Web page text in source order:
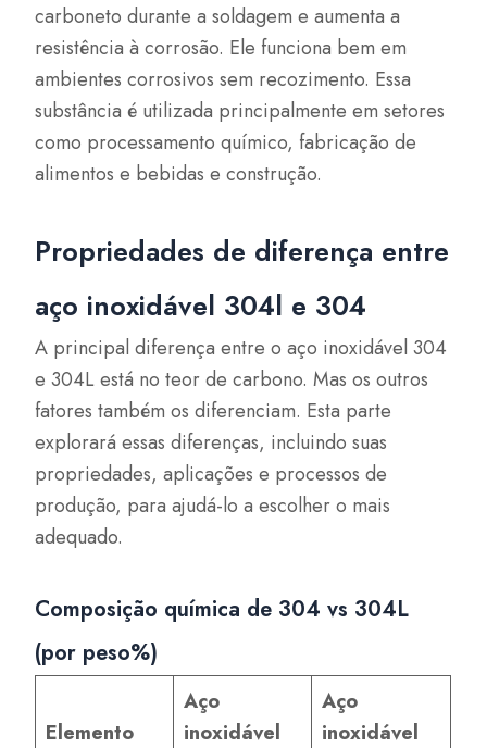
carboneto durante a soldagem e aumenta a
resistência à corrosão. Ele funciona bem em
ambientes corrosivos sem recozimento. Essa
substância é utilizada principalmente em setores
como processamento químico, fabricação de
alimentos e bebidas e construção.
Propriedades de diferença entre
aço inoxidável 304l e 304
A principal diferença entre o aço inoxidável 304
e 304L está no teor de carbono. Mas os outros
fatores também os diferenciam. Esta parte
explorará essas diferenças, incluindo suas
propriedades, aplicações e processos de
produção, para ajudá-lo a escolher o mais
adequado.
Composição química de 304 vs 304L
(por peso%)
Elemento
Aço
inoxidável
Aço
inoxidável